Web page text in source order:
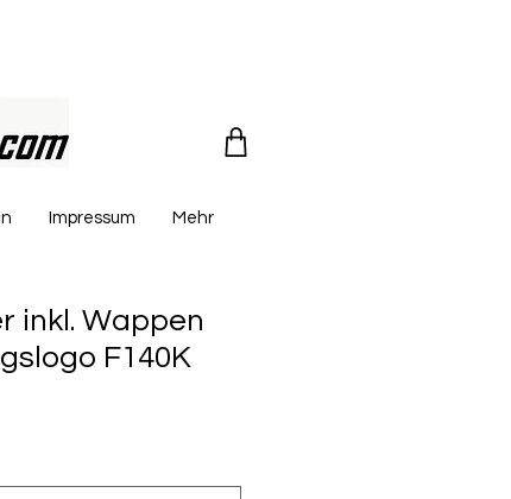
Impressum Mehr
inkl. Wappen
F140K